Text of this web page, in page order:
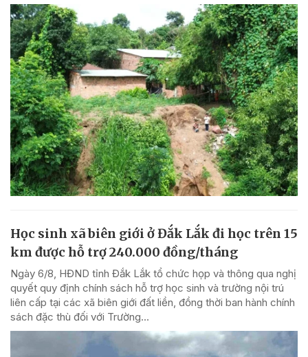
Học sinh xã biên giới ở Đắk Lắk đi học trên 15
km được hỗ trợ 240.000 đồng/tháng
Ngày 6/8, HĐND tỉnh Đắk Lắk tổ chức họp và thông qua nghị
quyết quy định chính sách hỗ trợ học sinh và trường nội trú
liên cấp tại các xã biên giới đất liền, đồng thời ban hành chính
sách đặc thù đối với Trường...